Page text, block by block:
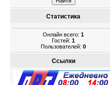
Статистика
Онлайн всего: 1
Гостей: 1
Пользователей: 0
Ссылки